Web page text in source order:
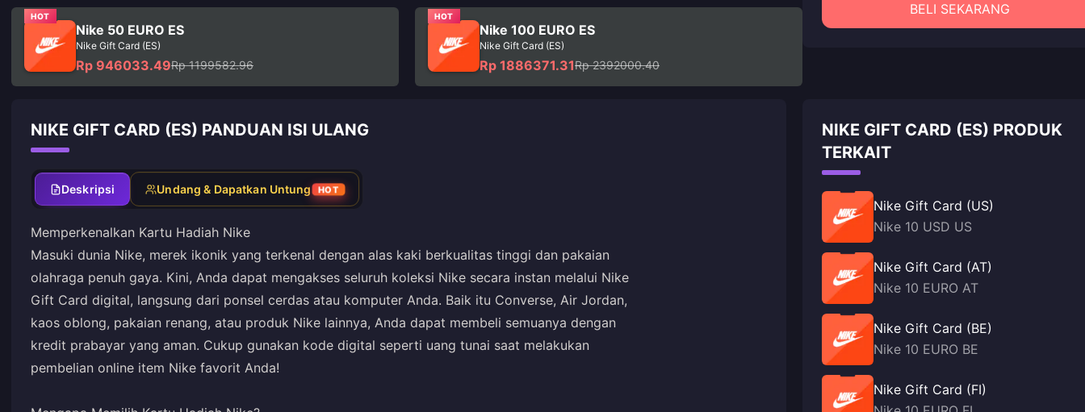
HOT
Nike 50 EURO ES
Nike Gift Card (ES)
Rp 946033.49Rp 1199582.96
HOT
Nike 100 EURO ES
Nike Gift Card (ES)
Rp 1886371.31Rp 2392000.40
BELI SEKARANG
NIKE GIFT CARD (ES) PANDUAN ISI ULANG
Deskripsi Undang & Dapatkan Untung HOT
Memperkenalkan Kartu Hadiah Nike
Masuki dunia Nike, merek ikonik yang terkenal dengan alas kaki berkualitas tinggi dan pakaian
olahraga penuh gaya. Kini, Anda dapat mengakses seluruh koleksi Nike secara instan melalui Nike
Gift Card digital, langsung dari ponsel cerdas atau komputer Anda. Baik itu Converse, Air Jordan,
kaos oblong, pakaian renang, atau produk Nike lainnya, Anda dapat membeli semuanya dengan
kredit prabayar yang aman. Cukup gunakan kode digital seperti uang tunai saat melakukan
pembelian online item Nike favorit Anda!
NIKE GIFT CARD (ES) PRODUK
TERKAIT
Nike Gift Card (US)
Nike 10 USD US
Nike Gift Card (AT)
Nike 10 EURO AT
Nike Gift Card (BE)
Nike 10 EURO BE
Nike Gift Card (FI)